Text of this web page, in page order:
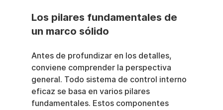
Los pilares fundamentales de
un marco sólido
Antes de profundizar en los detalles,
conviene comprender la perspectiva
general. Todo sistema de control interno
eficaz se basa en varios pilares
fundamentales. Estos componentes